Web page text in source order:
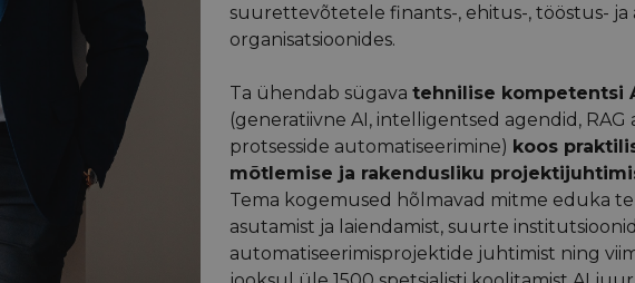
suurettevõtetele finants-, ehitus-, tööstus- ja
organisatsioonides.
Ta ühendab sügava tehnilise kompetentsi
(generatiivne AI, intelligentsed agendid,
protsesside automatiseerimine) koos
mõtlemise ja rakendusliku
Tema kogemused hõlmavad mitme eduka
asutamist ja laiendamist, suurte
automatiseerimisprojektide juhtimist ning